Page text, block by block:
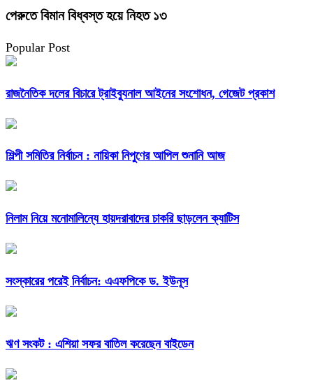
পেরুতে বিমান বিধ্বস্ত হয়ে নিহত ১৩
Popular Post
রাজনৈতিক দলের বিচারে ট্রাইব্যুনাল আইনের সংশোধন, গেজেট প্রকাশ
শিল্পী সমিতির নির্বাচন : নায়িকা নিপুণের আপিল শুনানি আজ
নিলাম নিয়ে মনোমালিন্যে হায়দরাবাদের চাকরি ছাড়লেন ক্যাটিস
সংস্কারের পরেই নির্বাচন: এএফপিকে ড. ইউনূস
ঋণ সংকট : এশিয়া সফর বাতিল করেছেন বাইডেন